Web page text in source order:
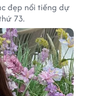
đẹp nổi tiếng dự
73.